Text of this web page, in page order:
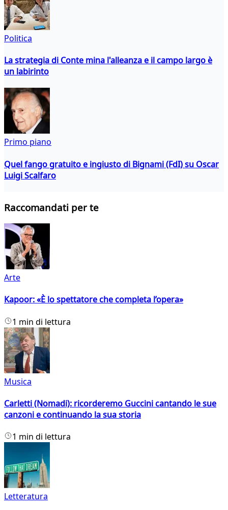
Politica
La strategia di Conte mina l'alleanza e il campo largo è
un labirinto
Primo piano
Quel fango gratuito e ingiusto di Bignami (FdI) su Oscar
Luigi Scalfaro
Raccomandati per te
Arte
Kapoor: «È lo spettatore che completa l’opera»
1 min di lettura
Musica
Carletti (Nomadi): ricorderemo Guccini cantando le sue
canzoni e continuando la sua storia
1 min di lettura
Letteratura